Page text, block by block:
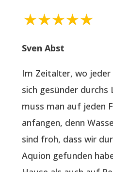
Sven Abst
Im Zeitalter, wo
sich gesünder durchs
muss man auf jeden
anfangen, denn
sind froh, dass wir
Aquion gefunden